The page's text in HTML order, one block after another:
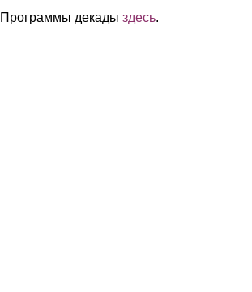
Программы декады здесь.